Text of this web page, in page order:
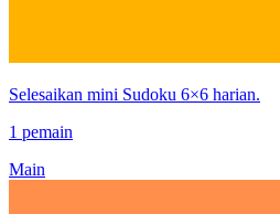
Selesaikan mini Sudoku 6×6 harian.
1 pemain
Main